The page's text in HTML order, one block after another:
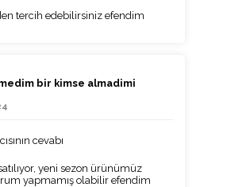
tercih edebilirsiniz efendim
bir kimse almadimi
cevabı
yeni sezon ürünümüz
yapmamış olabilir efendim